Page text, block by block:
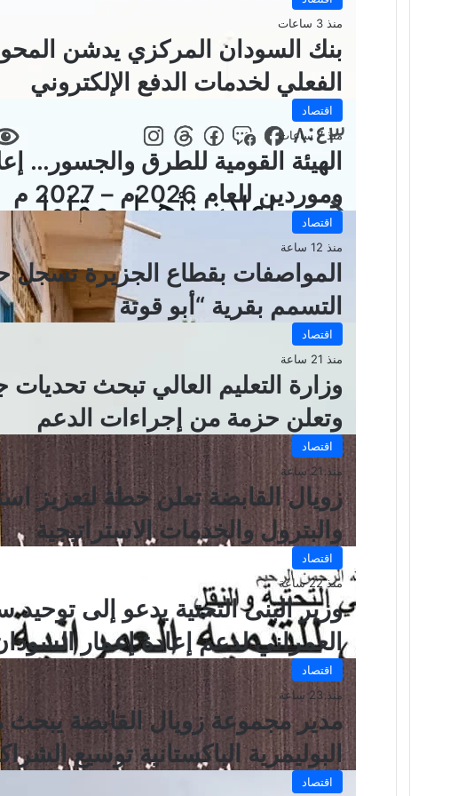
منذ 3 ساعات
بنك السودان المركزي يدشن
الفعلي لخدمات الدفع الإلكتروني
اقتصاد
منذ 7 ساعات
الهيئة القومية للطرق والجسور…
وموردين للعام 2026م – 2027 م
اقتصاد
منذ 12 ساعة
المواصفات بقطاع الجزيرة تسجل
التسمم بقرية “أبو قوتة
اقتصاد
منذ 21 ساعة
وزارة التعليم العالي تبحث
وتعلن حزمة من إجراءات الدعم
اقتصاد
منذ 21 ساعة
زويال القابضة تعلن خطة لتعزيز
والبترول والخدمات الاستراتيجية
اقتصاد
منذ 22 ساعة
وزير البنى التحتية يدعو إلى
العمراني لدعم إعادة إعمار
اقتصاد
منذ 23 ساعة
مدير مجموعة زويال القابضة
البوليمرية الباكستانية توسيع
اقتصاد